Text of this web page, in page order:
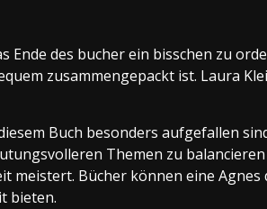
Ende des bucher ein bisschen zu
zusammengepackt ist. Laura
Buch besonders aufgefallen
Themen zu
meistert. Bücher können eine
bieten.